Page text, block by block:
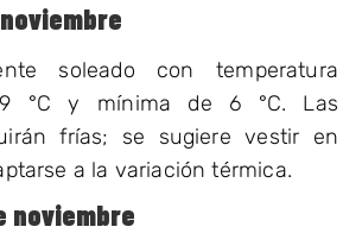
soleado con temperatura
°C y mínima de 6 °C. Las
frías; se sugiere vestir en
a la variación térmica.
noviembre